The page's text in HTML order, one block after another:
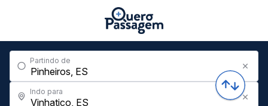
Partindo de
Indo para